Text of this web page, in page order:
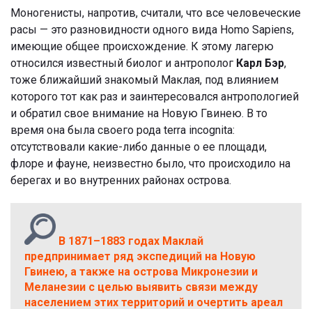
Моногенисты, напротив, считали, что все человеческие
расы — это разновидности одного вида Homo Sapiens,
имеющие общее происхождение. К этому лагерю
относился известный биолог и антрополог Карл Бэр,
тоже ближайший знакомый Маклая, под влиянием
которого тот как раз и заинтересовался антропологией
и обратил свое внимание на Новую Гвинею. В то
время она была своего рода terra incognita:
отсутствовали какие-либо данные о ее площади,
флоре и фауне, неизвестно было, что происходило на
берегах и во внутренних районах острова.
В 1871–1883 годах Маклай
предпринимает ряд экспедиций на Новую
Гвинею, а также на острова Микронезии и
Меланезии с целью выявить связи между
населением этих территорий и очертить ареал